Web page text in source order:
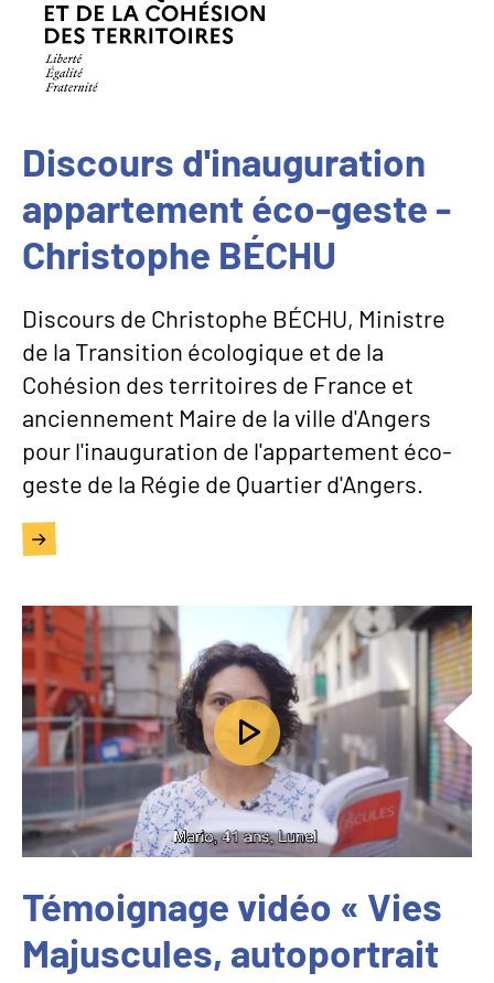
Discours d'inauguration
appartement éco-geste -
Christophe BÉCHU
Discours de Christophe BÉCHU, Ministre
de la Transition écologique et de la
Cohésion des territoires de France et
anciennement Maire de la ville d'Angers
pour l'inauguration de l'appartement éco-
geste de la Régie de Quartier d'Angers.
Témoignage vidéo « Vies
Majuscules, autoportrait